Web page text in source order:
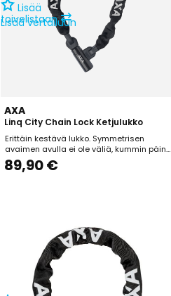
Lisää
toivelistaan⇄
Lisää vertailuun
AXA
Linq City Chain Lock Ketjulukko
Erittäin kestävä lukko. Symmetrisen
avaimen avulla ei ole väliä, kummin päin
avaimen laittaa lukkoon.Turvaluokitus:
14Pituus: 180cmKetjun läpimitta: 9,5mm
89,90 €